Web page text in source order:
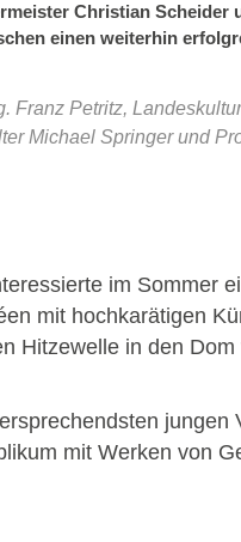
Christian
einen weiterhin
Franz Petritz,
Michael Springer und
im Sommer
mit hochkarätigen
Hitzewelle in den Dom
mit Werken von